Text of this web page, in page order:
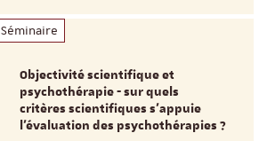
Séminaire
Objectivité scientifique et
psychothérapie - sur quels
critères scientifiques s'appuie
l'évaluation des psychothérapies ?